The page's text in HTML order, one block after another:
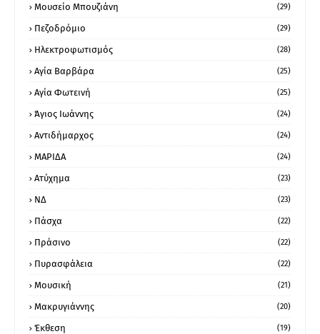
Μουσείο Μπουζιάνη (29)
Πεζοδρόμιο (29)
Ηλεκτροφωτισμός (28)
Αγία Βαρβάρα (25)
Αγία Φωτεινή (25)
Άγιος Ιωάννης (24)
Αντιδήμαρχος (24)
ΜΑΡΙΔΑ (24)
Ατύχημα (23)
ΝΔ (23)
Πάσχα (22)
Πράσινο (22)
Πυρασφάλεια (22)
Μουσική (21)
Μακρυγιάννης (20)
Έκθεση (19)